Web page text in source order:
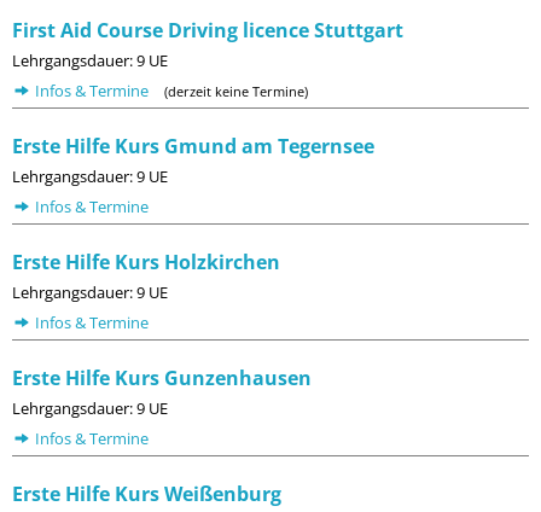
First Aid Course Driving licence Stuttgart
Lehrgangsdauer: 9 UE
Infos & Termine
(derzeit keine Termine)
Erste Hilfe Kurs Gmund am Tegernsee
Lehrgangsdauer: 9 UE
Infos & Termine
Erste Hilfe Kurs Holzkirchen
Lehrgangsdauer: 9 UE
Infos & Termine
Erste Hilfe Kurs Gunzenhausen
Lehrgangsdauer: 9 UE
Infos & Termine
Erste Hilfe Kurs Weißenburg